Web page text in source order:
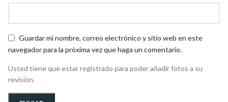
Guardar mi nombre, correo electrónico y sitio web en este
navegador para la próxima vez que haga un comentario.
Usted tiene que estar registrado para poder añadir fotos a su
revisión.